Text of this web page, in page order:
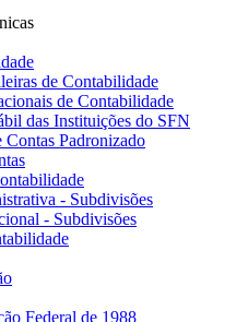
de Contabilidade
de Contabilidade
das Instituições do SFN
Padronizado
- Subdivisões
- Subdivisões
Federal de 1988